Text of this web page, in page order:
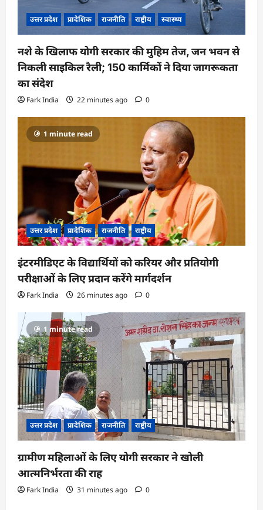
उत्तर प्रदेश प्रादेशिक राजनीति राष्ट्रीय स्वास्थ्य
नशे के खिलाफ योगी सरकार की मुहिम तेज, जन भवन से
निकली साइकिल रैली; 150 कार्मिकों ने दिया जागरूकता
का संदेश
Fark India 22 minutes ago 0
1 minute read
उत्तर प्रदेश प्रादेशिक राजनीति राष्ट्रीय
इंटरमीडिएट के विद्यार्थियों को करियर और प्रतियोगी
परीक्षाओं के लिए प्रदान करेंगे मार्गदर्शन
Fark India 26 minutes ago 0
1 minute read
उत्तर प्रदेश प्रादेशिक राजनीति राष्ट्रीय
ग्रामीण महिलाओं के लिए योगी सरकार ने खोली
आत्मनिर्भरता की राह
Fark India 31 minutes ago 0